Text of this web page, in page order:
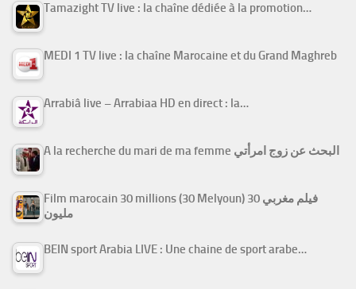
Tamazight TV live : la chaîne dédiée à la promotion…
MEDI 1 TV live : la chaîne Marocaine et du Grand Maghreb
Arrabiâ live – Arrabiaa HD en direct : la…
A la recherche du mari de ma femme البحث عن زوج امرأتي
Film marocain 30 millions (30 Melyoun) فيلم مغربي 30
مليون
BEIN sport Arabia LIVE : Une chaine de sport arabe…